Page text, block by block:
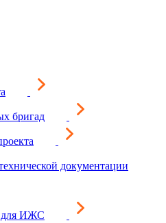
бригад
документации
для ИЖС